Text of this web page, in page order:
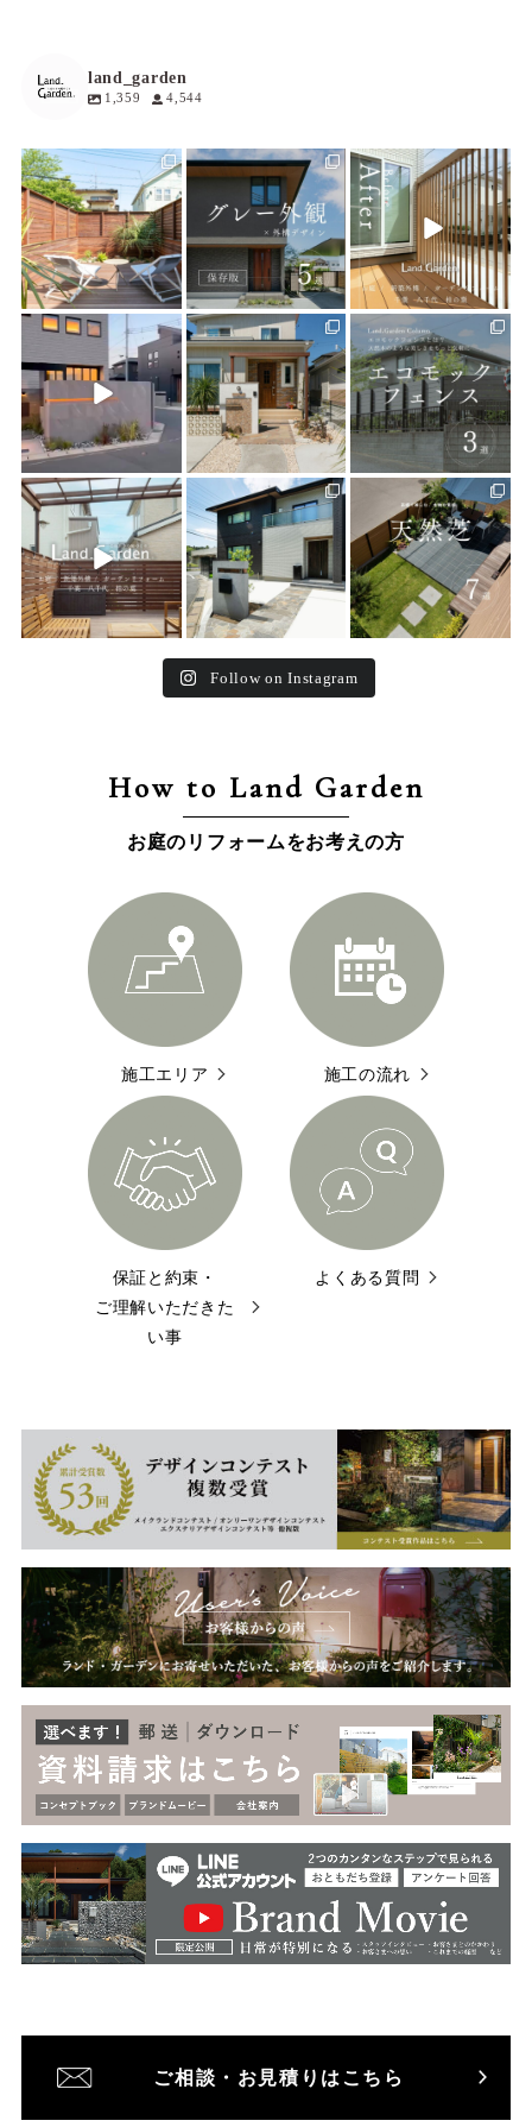
land_garden
1,359 4,544
land_garden
16 0
land_garden
18 0
land_garden
21 0
land_garden
0
land_garden
24 0
land_garden
15 0
land_garden
32 0
land_garden
24 0
land_garden
39 0
Follow on Instagram
How to Land Garden
お庭のリフォームをお考えの方
施工エリア 施工の流れ
保証と約束・
ご理解いただきた
い事
よくある質問
ご相談・お見積りはこちら